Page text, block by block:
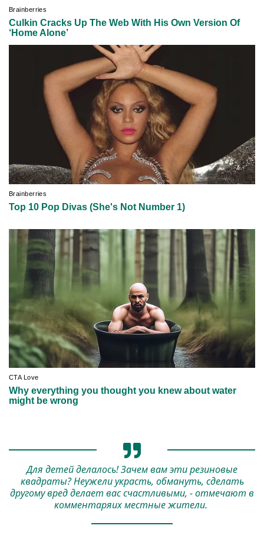
Для детей делалось! Зачем вам эти резиновые
квадраты? Неужели украсть, обмануть, сделать
другому вред делает вас счастливыми, - отмечают в
комментаряих местные жители.